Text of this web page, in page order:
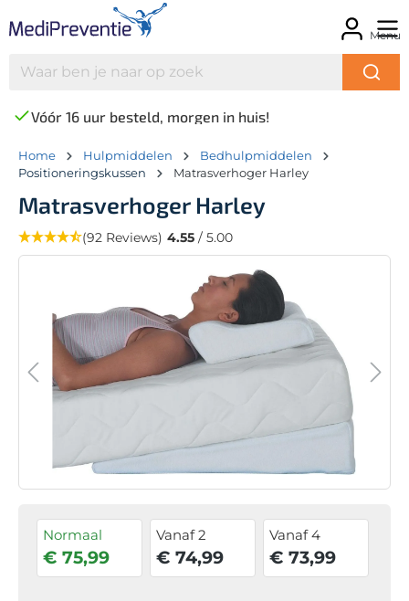
Menu
Vóór 16 uur besteld, morgen in huis!
Home Hulpmiddelen
Bedhulpmiddelen
Positioneringskussen
Matrasverhoger Harley
Matrasverhoger Harley
(92 Reviews) 4.55 / 5.00
Normaal
€ 75,99
Vanaf 2
€ 74,99
Vanaf 4
€ 73,99